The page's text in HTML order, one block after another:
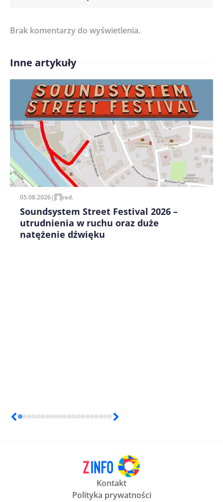
Treść komentarza*
Imię/ Nick*
Zapamiętaj moje dane w tej przeglądarce podczas
pisania kolejnych komentarzy.
Brak komentarzy do wyświetlenia.
Inne artykuły
05.08.2026| red.
Soundsystem Street Festival 2026 –
utrudnienia w ruchu oraz duże
natężenie dźwięku
Kontakt
Polityka prywatności